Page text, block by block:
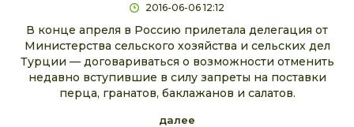
2016-06-06 12:12
В конце апреля в Россию прилетала делегация от
Министерства сельского хозяйства и сельских дел
Турции — договариваться о возможности отменить
недавно вступившие в силу запреты на поставки
перца, гранатов, баклажанов и салатов.
далее